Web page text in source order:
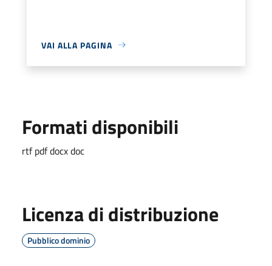
VAI ALLA PAGINA
Formati disponibili
rtf pdf docx doc
Licenza di distribuzione
Pubblico dominio